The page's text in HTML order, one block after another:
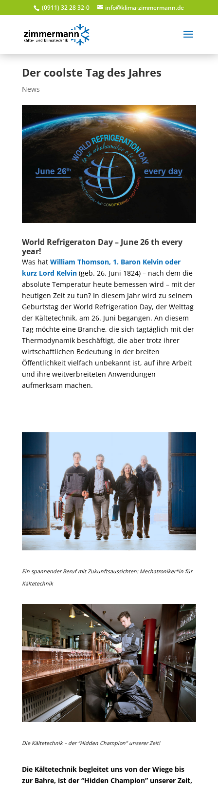
(0911) 32 28 32-0 info@klima-zimmermann.de
Der coolste Tag des Jahres
News
World Refrigeraton Day – June 26 th every
year!
Was hat William Thomson, 1. Baron Kelvin oder
kurz Lord Kelvin(geb. 26. Juni 1824) – nach dem die
absolute Temperatur heute bemessen wird – mit der
heutigen Zeit zu tun? In diesem Jahr wird zu seinem
Geburtstag der World Refrigeration Day, der Welttag
der Kältetechnik, am 26. Juni begangen. An diesem
Tag möchte eine Branche, die sich tagtäglich mit der
Thermodynamik beschäftigt, die aber trotz ihrer
wirtschaftlichen Bedeutung in der breiten
Öffentlichkeit vielfach unbekannt ist, auf ihre Arbeit
und ihre weitverbreiteten Anwendungen
aufmerksam machen.
Ein spannender Beruf mit Zukunftsaussichten: Mechatroniker*in für
Kältetechnik
Die Kältetechnik – der “Hidden Champion” unserer Zeit!
Die Kältetechnik begleitet uns von der Wiege bis
zur Bahre, ist der “Hidden Champion” unserer Zeit,